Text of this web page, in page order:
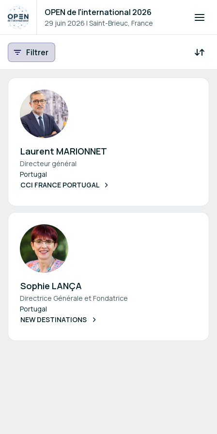
OPEN de l'international 2026
29 juin 2026 |Saint-Brieuc, France
Participants - TousRésultat de
Filtrer
Laurent MARIONNET
Directeur général
Portugal
CCI FRANCE PORTUGAL
Sophie LANÇA
Directrice Générale et Fondatrice
Portugal
NEW DESTINATIONS